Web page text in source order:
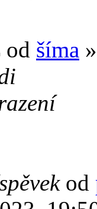
od šíma
od